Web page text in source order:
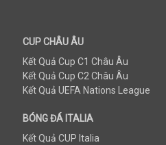
CUP CHÂU ÂU
Kết Quả Cup C1 Châu Âu
Kết Quả Cup C2 Châu Âu
Kết Quả UEFA Nations League
BÓNG ĐÁ ITALIA
Kết Quả CUP Italia